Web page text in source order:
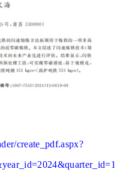
create_pdf.aspx?